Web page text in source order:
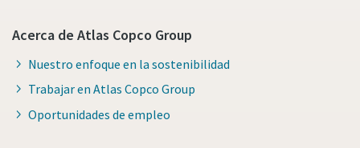
Acerca de Atlas Copco Group
Nuestro enfoque en la sostenibilidad
Trabajar en Atlas Copco Group
Oportunidades de empleo